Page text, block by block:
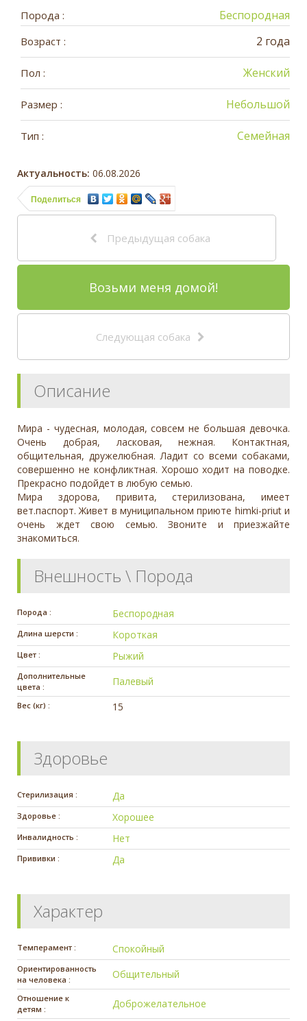
Порода : Беспородная
Возраст : 2 года
Пол : Женский
Размер : Небольшой
Тип : Семейная
Актуальность: 06.08.2026
Поделиться
Предыдущая собака
Возьми меня домой!
Следующая собака
Описание
Мира - чудесная, молодая, совсем не большая девочка.
Очень добрая, ласковая, нежная. Контактная,
общительная, дружелюбная. Ладит со всеми собаками,
совершенно не конфликтная. Хорошо ходит на поводке.
Прекрасно подойдет в любую семью.
Мира здорова, привита, стерилизована, имеет
вет.паспорт. Живет в муниципальном приюте himki-priut и
очень ждет свою семью. Звоните и приезжайте
знакомиться.
Внешность \ Порода
Порода : Беспородная
Длина шерсти : Короткая
Цвет : Рыжий
Дополнительные
цвета :
Палевый
Вес (кг) : 15
Здоровье
Стерилизация : Да
Здоровье : Хорошее
Инвалидность : Нет
Прививки : Да
Характер
Темперамент : Спокойный
Ориентированность
на человека :
Общительный
Отношение к
детям :
Доброжелательное